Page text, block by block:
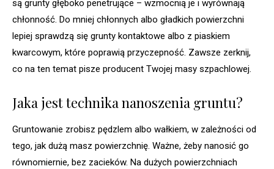
są grunty głęboko penetrujące – wzmocnią je i wyrównają
chłonność. Do mniej chłonnych albo gładkich powierzchni
lepiej sprawdzą się grunty kontaktowe albo z piaskiem
kwarcowym, które poprawią przyczepność. Zawsze zerknij,
co na ten temat pisze producent Twojej masy szpachlowej.
Jaka jest technika nanoszenia gruntu?
Gruntowanie zrobisz pędzlem albo wałkiem, w zależności od
tego, jak dużą masz powierzchnię. Ważne, żeby nanosić go
równomiernie, bez zacieków. Na dużych powierzchniach